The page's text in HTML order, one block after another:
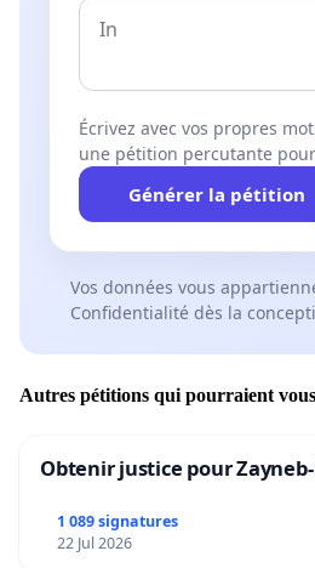
Écrivez avec vos propres
une pétition percutante
Générer la pétition
Vos données vous
Confidentialité dès la
Autres pétitions qui pourraient
Obtenir justice pour
1 089 signatures
22 Jul 2026